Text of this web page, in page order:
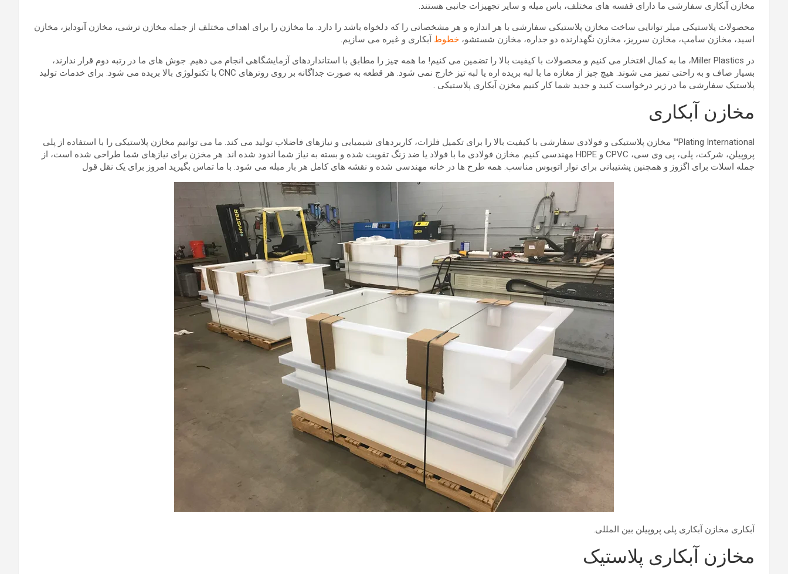
مخازن آبکاری سفارشی ما دارای قفسه های مختلف، باس میله و سایر تجهیزات جانبی هستند.
محصولات پلاستیکی میلر توانایی ساخت مخازن پلاستیکی سفارشی با هر اندازه و هر مشخصاتی را که دلخواه باشد را دارد. ما مخازن را برای اهداف مختلف از جمله مخازن ترشی، مخازن آنودایز، مخازن
اسید، مخازن سامپ، مخازن سرریز، مخازن نگهدارنده دو جداره، مخازن شستشو، خطوط آبکاری و غیره می سازیم.
در Miller Plastics، ما به کمال افتخار می کنیم و محصولات با کیفیت بالا را تضمین می کنیم! ما همه چیز را مطابق با استانداردهای آزمایشگاهی انجام می دهیم. جوش های ما در رتبه دوم قرار ندارند،
بسیار صاف و به راحتی تمیز می شوند. هیچ چیز از مغازه ما با لبه بریده اره یا لبه تیز خارج نمی شود. هر قطعه به صورت جداگانه بر روی روترهای CNC با تکنولوژی بالا بریده می شود. برای خدمات تولید
پلاستیک سفارشی ما در زیر درخواست کنید و جدید شما کار کنیم مخزن آبکاری پلاستیکی .
مخازن آبکاری
Plating International™ مخازن پلاستیکی و فولادی سفارشی با کیفیت بالا را برای تکمیل فلزات، کاربردهای شیمیایی و نیازهای فاضلاب تولید می کند. ما می توانیم مخازن پلاستیکی را با استفاده از پلی
پروپیلن، شرکت، پلی، پی وی سی، CPVC و HDPE مهندسی کنیم. مخازن فولادی ما با فولاد یا ضد زنگ تقویت شده و بسته به نیاز شما اندود شده اند. هر مخزن برای نیازهای شما طراحی شده است، از
جمله اسلات برای اگزوز و همچنین پشتیبانی برای نوار اتوبوس مناسب. همه طرح ها در خانه مهندسی شده و نقشه های کامل هر بار مبله می شود. با ما تماس بگیرید امروز برای یک نقل قول
آبکاری مخازن آبکاری پلی پروپیلن بین المللی.
مخازن آبکاری پلاستیک